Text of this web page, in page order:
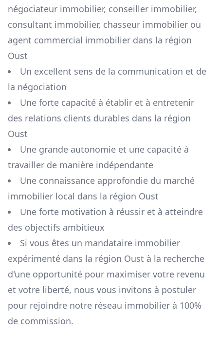
négociateur immobilier, conseiller immobilier,
consultant immobilier, chasseur immobilier ou
agent commercial immobilier dans la région
Oust
Un excellent sens de la communication et de
la négociation
Une forte capacité à établir et à entretenir
des relations clients durables dans la région
Oust
Une grande autonomie et une capacité à
travailler de manière indépendante
Une connaissance approfondie du marché
immobilier local dans la région Oust
Une forte motivation à réussir et à atteindre
des objectifs ambitieux
Si vous êtes un mandataire immobilier
expérimenté dans la région Oust à la recherche
d'une opportunité pour maximiser votre revenu
et votre liberté, nous vous invitons à postuler
pour rejoindre notre réseau immobilier à 100%
de commission.